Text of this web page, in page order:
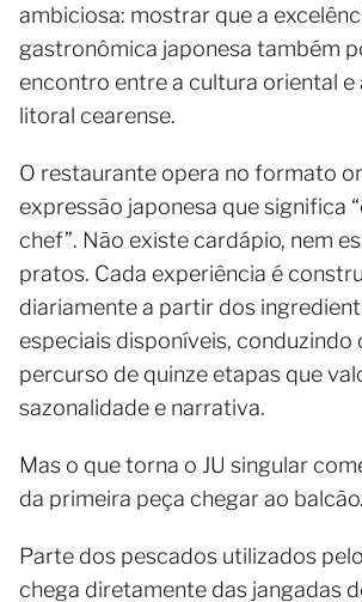
ambiciosa: mostrar que a
gastronômica japonesa também
encontro entre a cultura oriental e
litoral cearense.
O restaurante opera no formato
expressão japonesa que significa
chef”. Não existe cardápio, nem
pratos. Cada experiência é
diariamente a partir dos
especiais disponíveis, conduzindo
percurso de quinze etapas que
sazonalidade e narrativa.
Mas o que torna o JU singular
da primeira peça chegar ao balcão.
Parte dos pescados utilizados
chega diretamente das jangadas